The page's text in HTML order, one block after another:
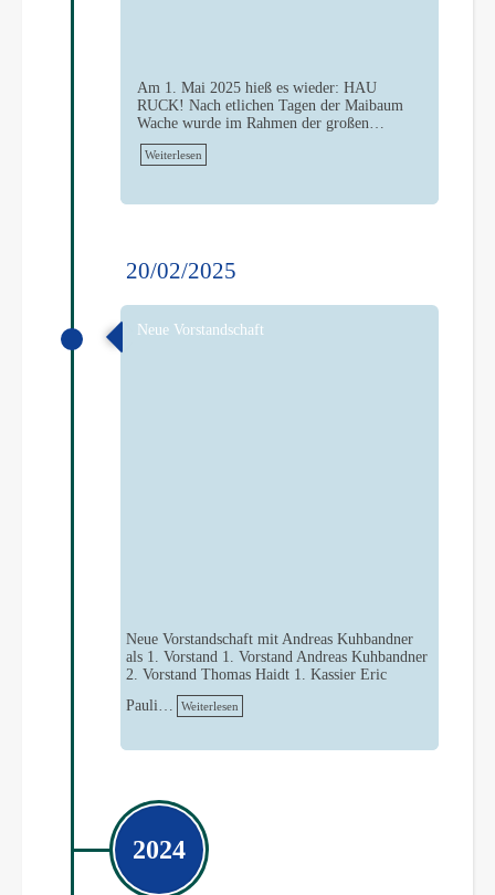
Am 1. Mai 2025 hieß es wieder: HAU
RUCK! Nach etlichen Tagen der Maibaum
Wache wurde im Rahmen der großen…
Weiterlesen
20/02/2025
Neue Vorstandschaft
Neue Vorstandschaft mit Andreas Kuhbandner
als 1. Vorstand 1. Vorstand Andreas Kuhbandner
2. Vorstand Thomas Haidt 1. Kassier Eric
Pauli…
Weiterlesen
2024